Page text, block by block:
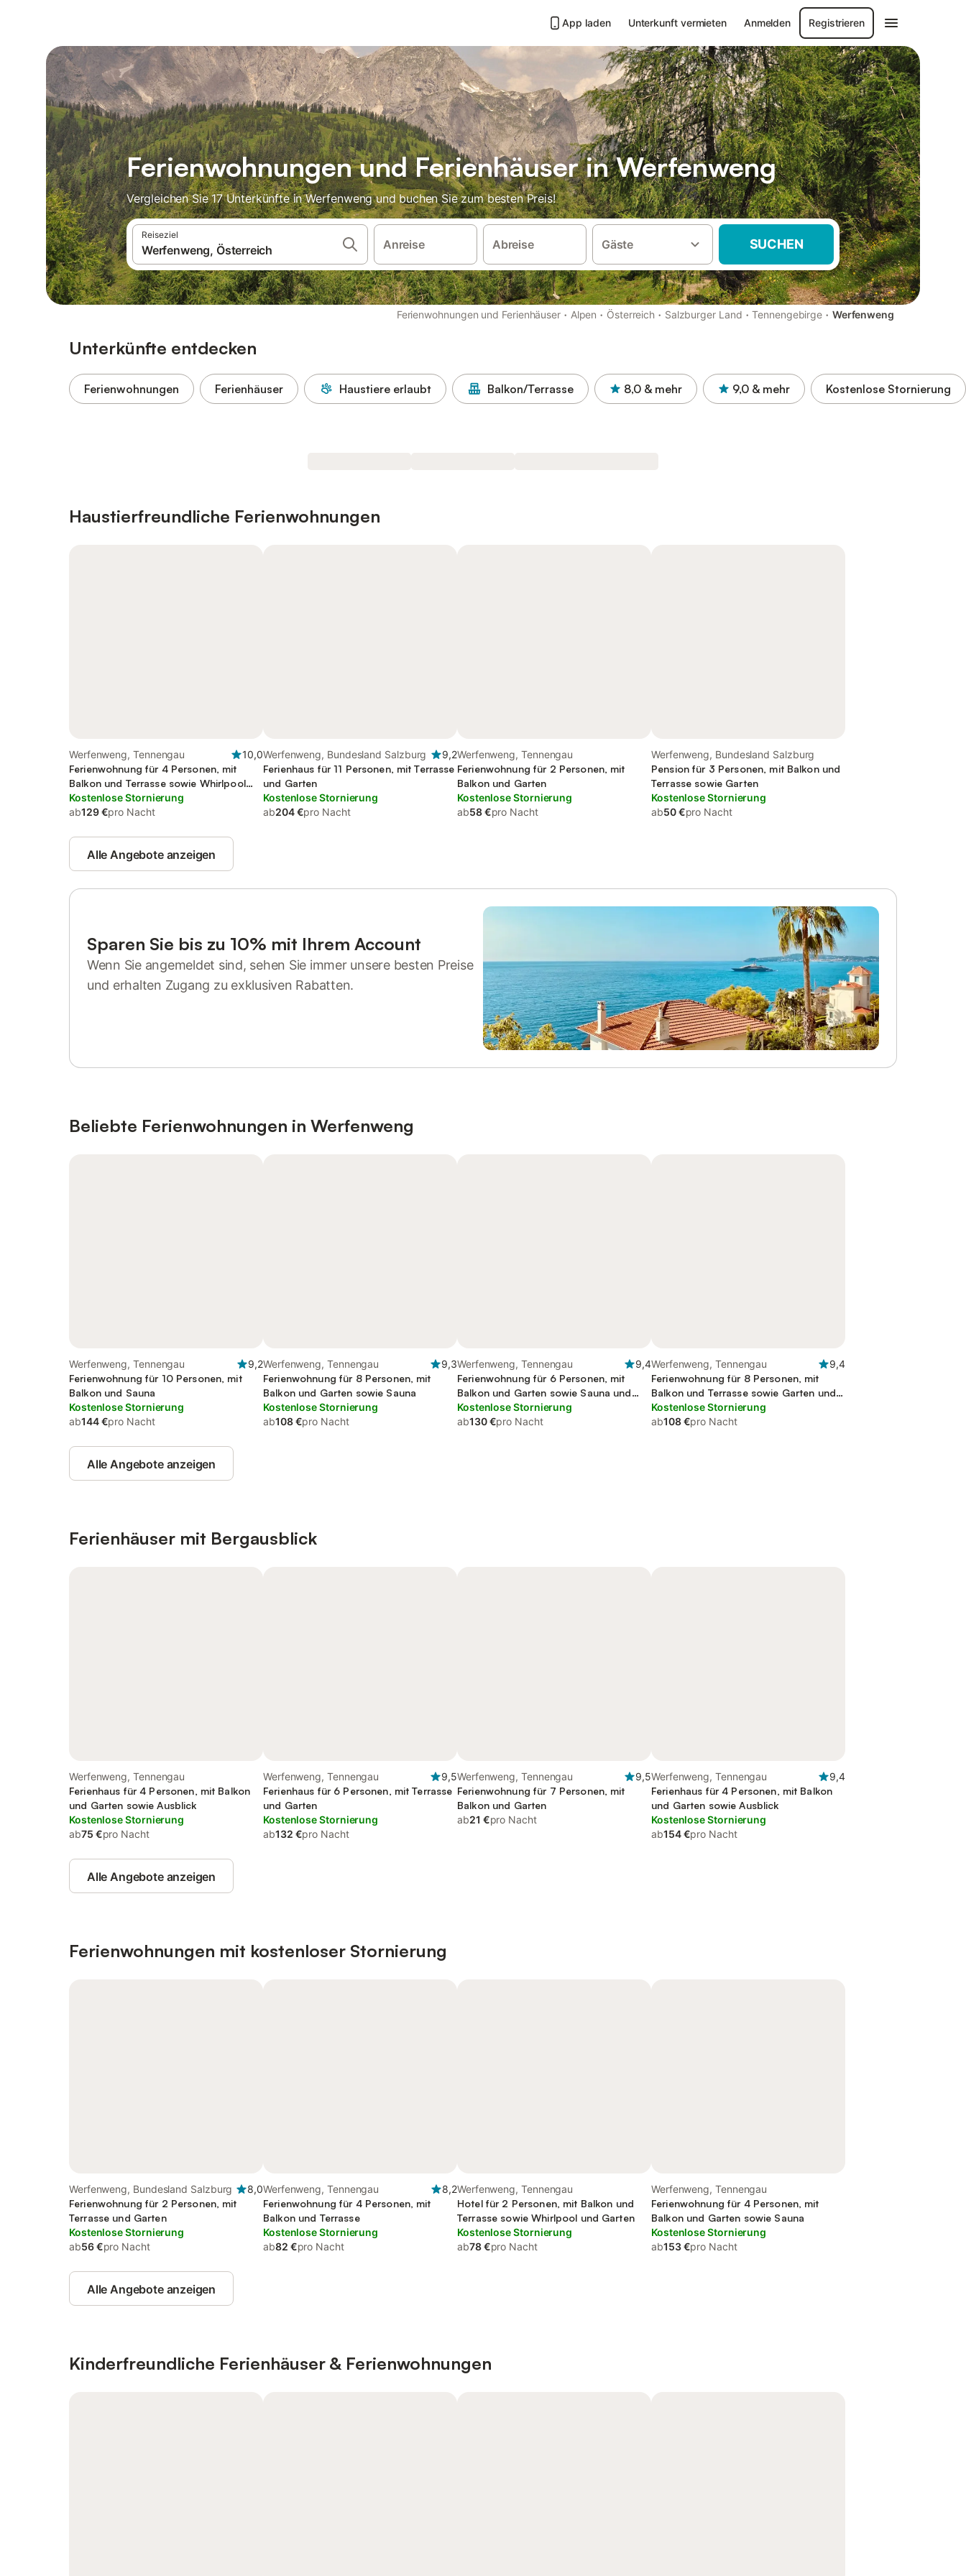
App laden Unterkunft vermieten Anmelden Registrieren
Ferienwohnungen und Ferienhäuser in Werfenweng
Vergleichen Sie 17 Unterkünfte in Werfenweng und buchen Sie zum besten Preis!
Reiseziel
Anreise Abreise Gäste SUCHEN
Ferienwohnungen und Ferienhäuser · Alpen · Österreich · Salzburger Land · Tennengebirge · Werfenweng
Unterkünfte entdecken
Ferienwohnungen Ferienhäuser Haustiere erlaubt Balkon/Terrasse 8,0 & mehr 9,0 & mehr Kostenlose Stornierung
Haustierfreundliche Ferienwohnungen
Werfenweng, Tennengau
10,0
Ferienwohnung für 4 Personen, mit
Balkon und Terrasse sowie Whirlpool
und Garten
Kostenlose Stornierung
ab129 €pro Nacht
Werfenweng, Bundesland Salzburg
9,2
Ferienhaus für 11 Personen, mit Terrasse
und Garten
Kostenlose Stornierung
ab204 €pro Nacht
Werfenweng, Tennengau
Ferienwohnung für 2 Personen, mit
Balkon und Garten
Kostenlose Stornierung
ab58 €pro Nacht
Werfenweng, Bundesland Salzburg
Pension für 3 Personen, mit Balkon und
Terrasse sowie Garten
Kostenlose Stornierung
ab50 €pro Nacht
Alle Angebote anzeigen
Sparen Sie bis zu 10% mit Ihrem Account
Wenn Sie angemeldet sind, sehen Sie immer unsere besten Preise
und erhalten Zugang zu exklusiven Rabatten.
Beliebte Ferienwohnungen in Werfenweng
Werfenweng, Tennengau
9,2
Ferienwohnung für 10 Personen, mit
Balkon und Sauna
Kostenlose Stornierung
ab144 €pro Nacht
Werfenweng, Tennengau
9,3
Ferienwohnung für 8 Personen, mit
Balkon und Garten sowie Sauna
Kostenlose Stornierung
ab108 €pro Nacht
Werfenweng, Tennengau
9,4
Ferienwohnung für 6 Personen, mit
Balkon und Garten sowie Sauna und
Ausblick
Kostenlose Stornierung
ab130 €pro Nacht
Werfenweng, Tennengau
9,4
Ferienwohnung für 8 Personen, mit
Balkon und Terrasse sowie Garten und
Sauna
Kostenlose Stornierung
ab108 €pro Nacht
Alle Angebote anzeigen
Ferienhäuser mit Bergausblick
Werfenweng, Tennengau
Ferienhaus für 4 Personen, mit Balkon
und Garten sowie Ausblick
Kostenlose Stornierung
ab75 €pro Nacht
Werfenweng, Tennengau
9,5
Ferienhaus für 6 Personen, mit Terrasse
und Garten
Kostenlose Stornierung
ab132 €pro Nacht
Werfenweng, Tennengau
9,5
Ferienwohnung für 7 Personen, mit
Balkon und Garten
ab21 €pro Nacht
Werfenweng, Tennengau
9,4
Ferienhaus für 4 Personen, mit Balkon
und Garten sowie Ausblick
Kostenlose Stornierung
ab154 €pro Nacht
Alle Angebote anzeigen
Ferienwohnungen mit kostenloser Stornierung
Werfenweng, Bundesland Salzburg
8,0
Ferienwohnung für 2 Personen, mit
Terrasse und Garten
Kostenlose Stornierung
ab56 €pro Nacht
Werfenweng, Tennengau
8,2
Ferienwohnung für 4 Personen, mit
Balkon und Terrasse
Kostenlose Stornierung
ab82 €pro Nacht
Werfenweng, Tennengau
Hotel für 2 Personen, mit Balkon und
Terrasse sowie Whirlpool und Garten
Kostenlose Stornierung
ab78 €pro Nacht
Werfenweng, Tennengau
Ferienwohnung für 4 Personen, mit
Balkon und Garten sowie Sauna
Kostenlose Stornierung
ab153 €pro Nacht
Alle Angebote anzeigen
Kinderfreundliche Ferienhäuser & Ferienwohnungen